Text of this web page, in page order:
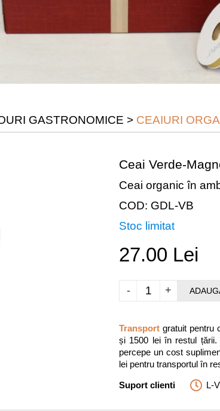
GASTRONOMICE > CEAIURI
Ceai Verde-
Ceai organic în
COD: GDL-VB
Stoc limitat
27.00 Lei
+
-
Transport gratuit pentru
și 1500 lei în restul
percepe un cost
lei pentru transportul în
Suport clienti L-